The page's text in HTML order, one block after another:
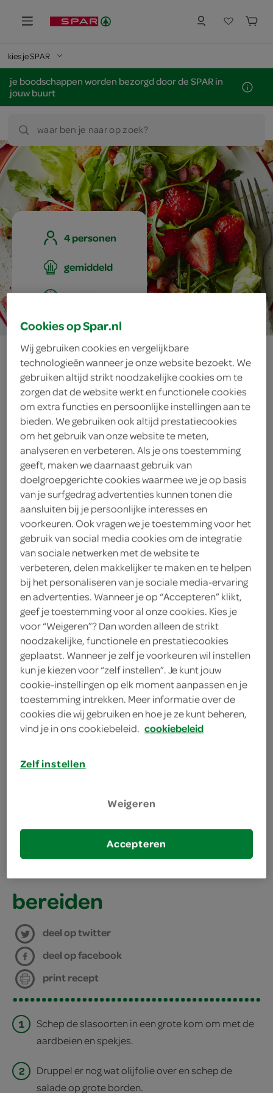
kies je SPAR
je boodschappen worden bezorgd door de SPAR in
jouw buurt
waar ben je naar op zoek?
4 personen
gemiddeld
15 min.
kropsla met
gemarineerde
aardbeien
ingrediënten
1 theelepel citroenrasp
1 theelepel verse tijm
2 eetlepels milde olijfolie
1 theelepel gembersiroop
1 eetlepel witte balsamicoazijn
4 eetlepels ricotta
1 eetlepel olijfolie extra vergine
1 handje waterkers
100 gram ontbijtspekblokjes
1 theelepel olie
250 gram aardbeien
kies je winkel
bereiden
deel op twitter
deel op facebook
print recept
1
Schep de slasoorten in een grote kom om met de
aardbeien en spekjes.
2
Druppel er nog wat olijfolie over en schep de
salade op grote borden.
Cookies op Spar.nl
Wij gebruiken cookies en vergelijkbare
technologieën wanneer je onze website bezoekt. We
gebruiken altijd strikt noodzakelijke cookies om te
zorgen dat de website werkt en functionele cookies
om extra functies en persoonlijke instellingen aan te
bieden. We gebruiken ook altijd prestatiecookies
om het gebruik van onze website te meten,
analyseren en verbeteren. Als je ons toestemming
geeft, maken we daarnaast gebruik van
doelgroepgerichte cookies waarmee we je op basis
van je surfgedrag advertenties kunnen tonen die
aansluiten bij je persoonlijke interesses en
voorkeuren. Ook vragen we je toestemming voor het
gebruik van social media cookies om de integratie
van sociale netwerken met de website te
verbeteren, delen makkelijker te maken en te helpen
bij het personaliseren van je sociale media-ervaring
en advertenties. Wanneer je op “Accepteren” klikt,
geef je toestemming voor al onze cookies. Kies je
voor “Weigeren”? Dan worden alleen de strikt
noodzakelijke, functionele en prestatiecookies
geplaatst. Wanneer je zelf je voorkeuren wil instellen
kun je kiezen voor “zelf instellen”. Je kunt jouw
cookie-instellingen op elk moment aanpassen en je
toestemming intrekken. Meer informatie over de
cookies die wij gebruiken en hoe je ze kunt beheren,
vind je in ons cookiebeleid. cookiebeleid
Zelf instellen
Weigeren
Accepteren